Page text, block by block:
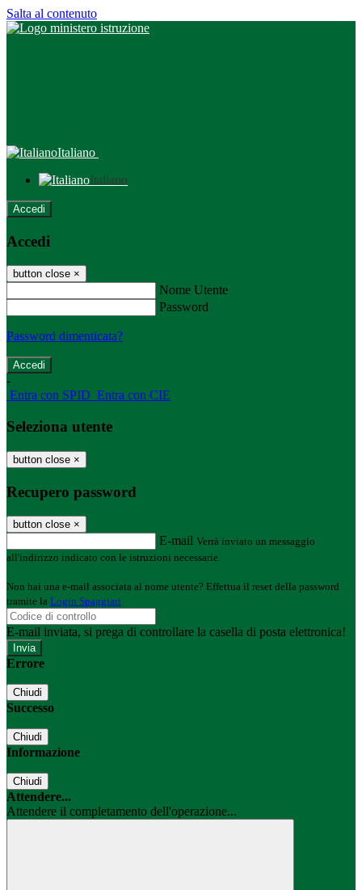
Salta al contenuto
Italiano
Italiano
Accedi
Accedi
button close ×
Nome Utente
Password
Password dimenticata?
-
Entra con SPID Entra con CIE
Seleziona utente
button close ×
Recupero password
button close ×
E-mail Verrà inviato un messaggio
all'indirizzo indicato con le istruzioni necessarie.
Non hai una e-mail associata al nome utente? Effettua il reset della password
tramite la Login Spaggiari
E-mail inviata, si prega di controllare la casella di posta elettronica!
Errore
Chiudi
Successo
Chiudi
Informazione
Chiudi
Attendere...
Attendere il completamento dell'operazione...